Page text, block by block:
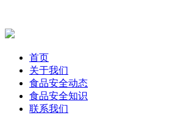
首页
关于我们
食品安全动态
食品安全知识
联系我们